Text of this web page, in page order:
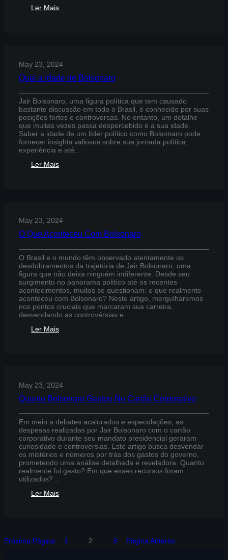
Ler Mais:
May 23, 2024
Qual a Idade de Bolsonaro
Jair Bolsonaro, uma figura política que tem causado
bastante discussão em todo o Brasil, é conhecido por suas
posições fortes e controversas. No entanto, um detalhe
que muitas vezes passa despercebido é a sua idade.
Saber a idade de um líder político como Bolsonaro pode
fornecer insights valiosos sobre sua jornada política,
experiência e até…
Ler Mais:
May 23, 2024
O Que Aconteceu Com Bolsonaro
O Brasil e o mundo têm observado atentamente os
desdobramentos da trajetória de Jair Bolsonaro, uma
figura que não deixa ninguém indiferente. Desde seu
surgimento no panorama político até os recentes
acontecimentos, muitos se questionam: o que realmente
aconteceu com Bolsonaro? Neste artigo, mergulharemos
nos pontos cruciais que marcaram sua carreira,
desvendando as controvérsias e…
Ler Mais:
May 23, 2024
Quanto Bolsonaro Gastou No Cartão Corporativo
Em meio a debates acalorados e especulações, as
despesas realizadas por Jair Bolsonaro com o cartão
corporativo durante seu mandato presidencial geraram
curiosidade e controvérsias. Este artigo busca desvendar
os mistérios e números por trás dos gastos do governo,
prometendo uma análise detalhada e reveladora. Quanto
realmente foi gasto? Em que esses recursos foram
utilizados?…
Ler Mais:
Corporativo
Próxima Página 1 2 3 Página Anterior